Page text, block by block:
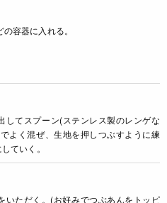
容器に入れる。
してスプーン(ステンレス製のレンゲな
よく混ぜ、生地を押しつぶすように練
ていく。
いただく。(お好みでつぶあんをトッピ